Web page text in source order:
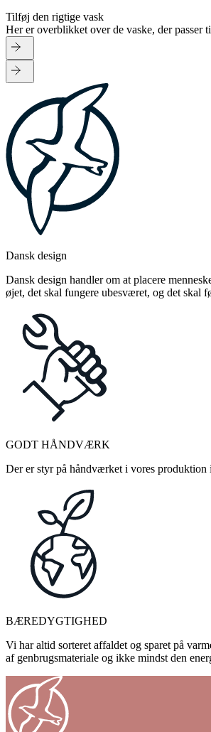
Tilføj den rigtige vask
Her er overblikket over de vaske, der
Dansk design
Dansk design handler om at placere
øjet, det skal fungere ubesværet, og det skal
GODT HÅNDVÆRK
Der er styr på håndværket i vores produktion
BÆREDYGTIGHED
Vi har altid sorteret affaldet og sparet på
af genbrugsmateriale og ikke mindst den